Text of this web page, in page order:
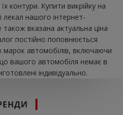
контури. Купити викрійку на
нашого інтернет-
вказана актуальна ціна
постійно поповнюється
марок автомобілів, включаючи
вашого автомобіля немає в
індивідуально.